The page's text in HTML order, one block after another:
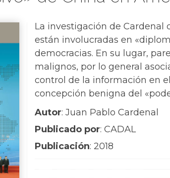
La investigación de Cardenal
están involucradas en
democracias. En su lugar,
malignos, por lo general
control de la información en
concepción benigna del
Autor: Juan Pablo Cardenal
Publicado por: CADAL
Publicación: 2018